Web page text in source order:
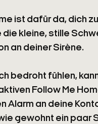
ist dafür da, dich
kleine, stille
an deiner Sirène.
bedroht fühlen,
Follow Me
Alarm an deine
gewohnt ein paar